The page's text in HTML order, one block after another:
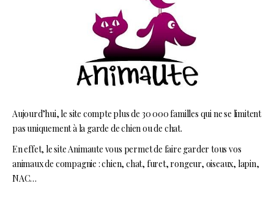
Aujourd’hui, le site compte plus de 30 000 familles qui ne se limitent
pas uniquement à la garde de chien ou de chat.
En effet, le site Animaute vous permet de faire garder tous vos
animaux de compagnie : chien, chat, furet, rongeur, oiseaux, lapin,
NAC…